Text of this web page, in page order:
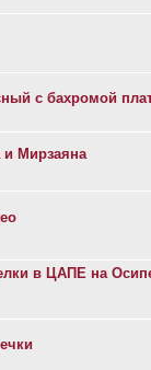
с бахромой
и Мирзаяна
в ЦАПЕ на